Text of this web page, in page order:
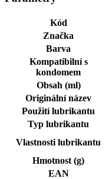
Kód
Značka
Barva
Kompatibilní s
kondomem
Obsah (ml)
Originální název
Použití lubrikantu
Typ lubrikantu
Vlastnosti lubrikantu
Hmotnost (g)
EAN